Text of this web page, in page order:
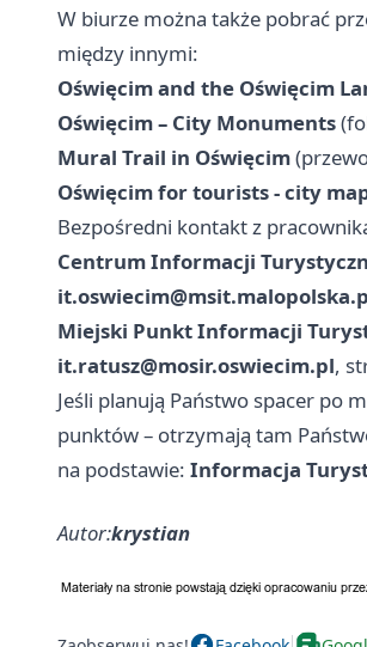
W biurze można także pobrać
między innymi:
Oświęcim and the Oświęcim
Oświęcim – City Monuments
Mural Trail in Oświęcim
Oświęcim for tourists - city
Bezpośredni kontakt z
Centrum Informacji
Miejski Punkt Informacji
it.ratusz@mosir.oswiecim.pl,
Jeśli planują Państwo spacer po
punktów – otrzymają tam
na podstawie: Informacja
Autor:krystian